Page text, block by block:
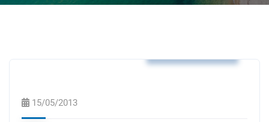
15/05/2013